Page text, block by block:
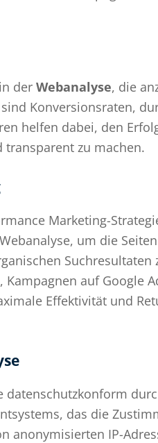
der Webanalyse, die
Konversionsraten,
helfen dabei, den
zu machen.
Marketing-
um die
Suchresultaten
, Kampagnen auf Google
Effektivität und
datenschutzkonform
das die
anonymisierten IP-